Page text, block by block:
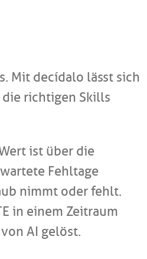
Mit decídalo lässt sich
richtigen Skills
ist über die
Fehltage
nimmt oder fehlt.
in einem Zeitraum
AI gelöst.